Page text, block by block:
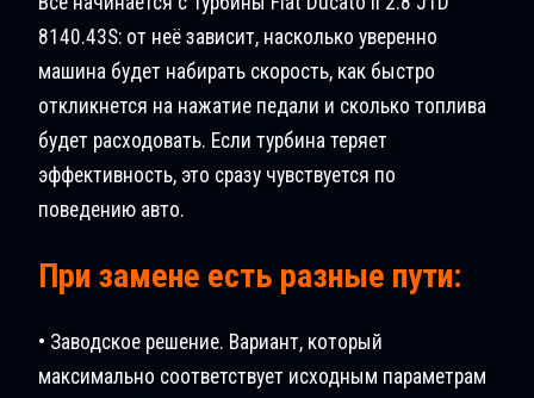
8140.43S: от неё зависит, насколько уверенно
машина будет набирать скорость, как быстро
откликнется на нажатие педали и сколько топлива
будет расходовать. Если турбина теряет
эффективность, это сразу чувствуется по
поведению авто.
При замене есть разные пути:
• Заводское решение. Вариант, который
максимально соответствует исходным параметрам